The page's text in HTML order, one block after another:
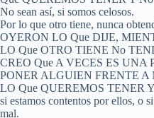
No sean así, si somos celosos.
Por lo que otro tiene, nunca
OYERON LO Que DIJE,
LO Que OTRO TIENE No
CREO Que A VECES ES UNA
PONER ALGUIEN FRENTE A
LO Que QUEREMOS TENER
si estamos contentos por ellos, o
mal.